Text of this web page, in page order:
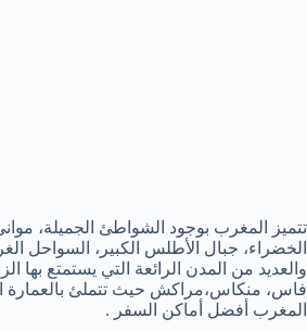
تتميز المغرب بوجود الشواطئ الجميلة،
الخضراء، جبال الأطلس الكبير، السواحل
والعديد من المدن الرائعة التي يستمتع بها
فاس، منكاس،مراكش حيث تتملئ بالعمارة
المغرب أفضل أماكن السفر .